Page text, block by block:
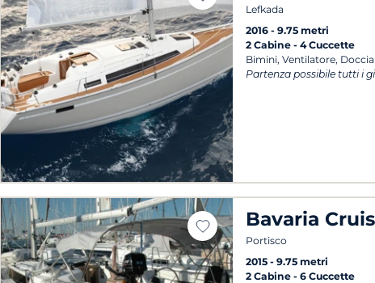
Lefkada
2016
9.75 metri
2 Cabine 4 Cuccette
Bimini, Ventilatore,
Partenza possibile tutti i
Bavaria
Portisco
2015
9.75 metri
2 Cabine 6 Cuccette